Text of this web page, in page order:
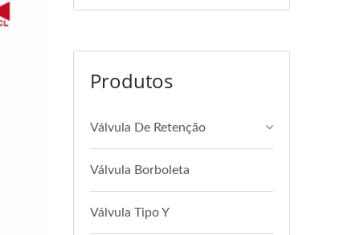
Produtos
Válvula De Retenção
Válvula Borboleta
Válvula Tipo Y